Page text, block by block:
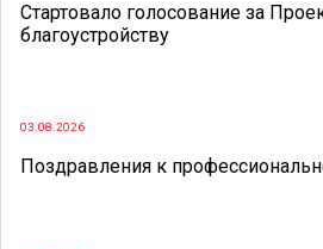
Стартовало голосование за
благоустройству
03.08.2026
Поздравления к